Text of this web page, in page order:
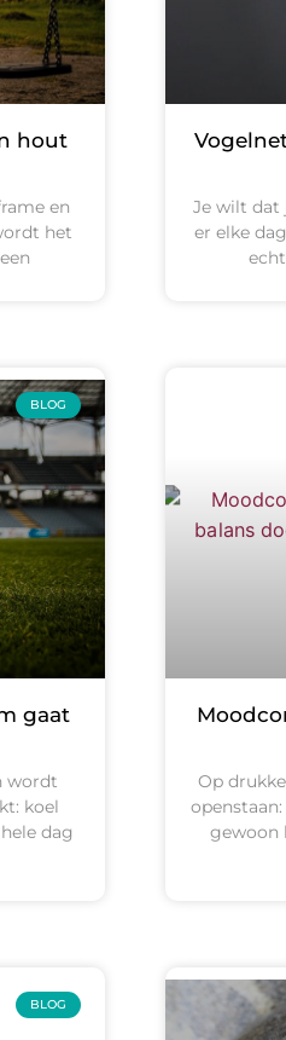
hout
en
het
Je wilt dat
er elke
BLOG
gaat
wordt
koel
dag
Op
gewoon
BLOG